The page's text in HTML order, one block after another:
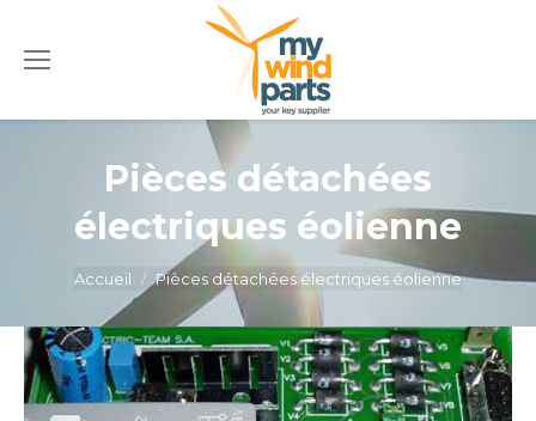
Pièces détachées
électriques éolienne
Vous êtes ici :
Accueil Pièces détachées électriques éolienne